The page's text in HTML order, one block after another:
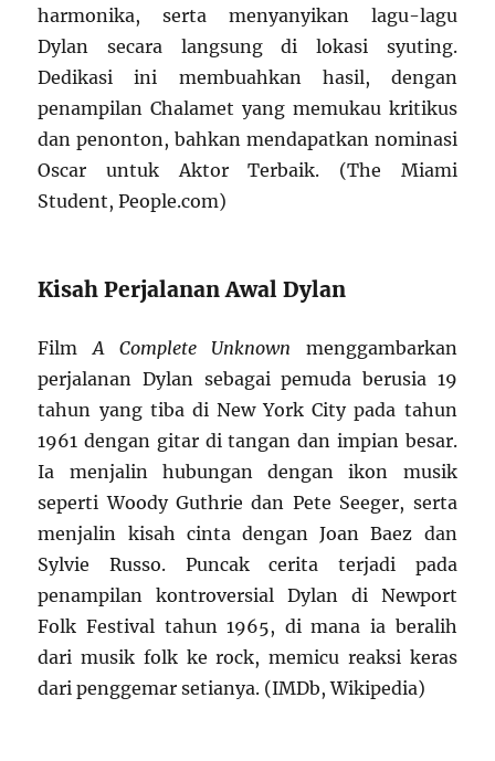
harmonika, serta menyanyikan lagu-lagu
Dylan secara langsung di lokasi syuting.
Dedikasi ini membuahkan hasil, dengan
penampilan Chalamet yang memukau kritikus
dan penonton, bahkan mendapatkan nominasi
Oscar untuk Aktor Terbaik. (The Miami
Student, People.com)
Kisah Perjalanan Awal Dylan
Film A Complete Unknown menggambarkan
perjalanan Dylan sebagai pemuda berusia 19
tahun yang tiba di New York City pada tahun
1961 dengan gitar di tangan dan impian besar.
Ia menjalin hubungan dengan ikon musik
seperti Woody Guthrie dan Pete Seeger, serta
menjalin kisah cinta dengan Joan Baez dan
Sylvie Russo. Puncak cerita terjadi pada
penampilan kontroversial Dylan di Newport
Folk Festival tahun 1965, di mana ia beralih
dari musik folk ke rock, memicu reaksi keras
dari penggemar setianya. (IMDb, Wikipedia)